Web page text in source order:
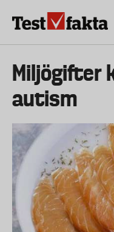
Huvudmeny
ny
Miljögifter
autism